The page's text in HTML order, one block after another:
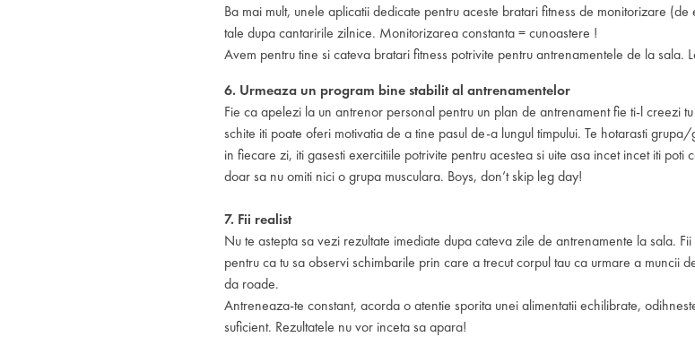
Ba mai mult, unele aplicatii dedicate pentru aceste bratari fitness de monitorizare
tale dupa cantaririle zilnice. Monitorizarea constanta = cunoastere !
Avem pentru tine si cateva bratari fitness potrivite pentru antrenamentele de la sala.
6. Urmeaza un program bine stabilit al antrenamentelor
Fie ca apelezi la un antrenor personal pentru un plan de antrenament fie ti-l creezi
schite iti poate oferi motivatia de a tine pasul de-a lungul timpului. Te hotarasti
in fiecare zi, iti gasesti exercitiile potrivite pentru acestea si uite asa incet incet iti
doar sa nu omiti nici o grupa musculara. Boys, don’t skip leg day!
7. Fii realist
Nu te astepta sa vezi rezultate imediate dupa cateva zile de antrenamente la sala.
pentru ca tu sa observi schimbarile prin care a trecut corpul tau ca urmare a muncii
da roade.
Antreneaza-te constant, acorda o atentie sporita unei alimentatii echilibrate,
suficient. Rezultatele nu vor inceta sa apara!